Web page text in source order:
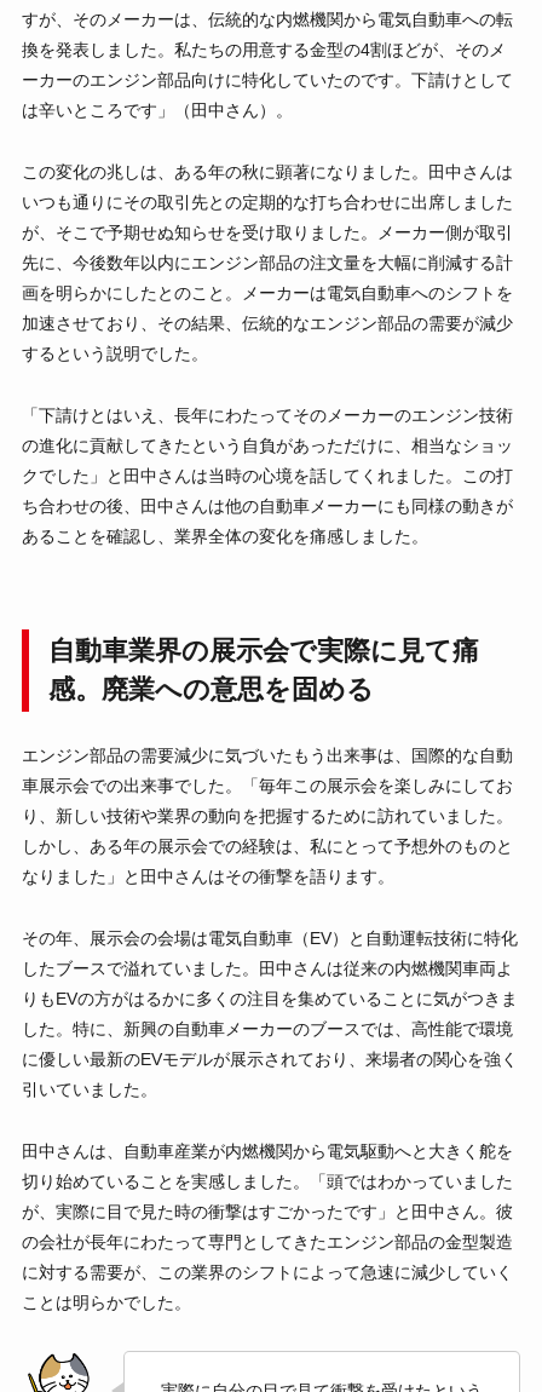
すが、そのメーカーは、伝統的な内燃機関から電気自動車への転
換を発表しました。私たちの用意する金型の4割ほどが、そのメ
ーカーのエンジン部品向けに特化していたのです。下請けとして
は辛いところです」（田中さん）。
この変化の兆しは、ある年の秋に顕著になりました。田中さんは
いつも通りにその取引先との定期的な打ち合わせに出席しました
が、そこで予期せぬ知らせを受け取りました。メーカー側が取引
先に、今後数年以内にエンジン部品の注文量を大幅に削減する計
画を明らかにしたとのこと。メーカーは電気自動車へのシフトを
加速させており、その結果、伝統的なエンジン部品の需要が減少
するという説明でした。
「下請けとはいえ、長年にわたってそのメーカーのエンジン技術
の進化に貢献してきたという自負があっただけに、相当なショッ
クでした」と田中さんは当時の心境を話してくれました。この打
ち合わせの後、田中さんは他の自動車メーカーにも同様の動きが
あることを確認し、業界全体の変化を痛感しました。
自動車業界の展示会で実際に見て痛
感。廃業への意思を固める
エンジン部品の需要減少に気づいたもう出来事は、国際的な自動
車展示会での出来事でした。「毎年この展示会を楽しみにしてお
り、新しい技術や業界の動向を把握するために訪れていました。
しかし、ある年の展示会での経験は、私にとって予想外のものと
なりました」と田中さんはその衝撃を語ります。
その年、展示会の会場は電気自動車（EV）と自動運転技術に特化
したブースで溢れていました。田中さんは従来の内燃機関車両よ
りもEVの方がはるかに多くの注目を集めていることに気がつきま
した。特に、新興の自動車メーカーのブースでは、高性能で環境
に優しい最新のEVモデルが展示されており、来場者の関心を強く
引いていました。
田中さんは、自動車産業が内燃機関から電気駆動へと大きく舵を
切り始めていることを実感しました。「頭ではわかっていました
が、実際に目で見た時の衝撃はすごかったです」と田中さん。彼
の会社が長年にわたって専門としてきたエンジン部品の金型製造
に対する需要が、この業界のシフトによって急速に減少していく
ことは明らかでした。